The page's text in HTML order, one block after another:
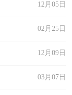
12月05日
02月25日
12月09日
03月07日